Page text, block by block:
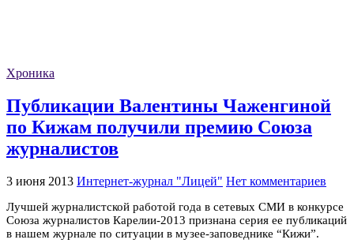
Хроника
Публикации Валентины Чаженгиной
по Кижам получили премию Союза
журналистов
3 июня 2013 Интернет-журнал "Лицей" Нет комментариев
Лучшей журналистской работой года в сетевых СМИ в конкурсе
Союза журналистов Карелии-2013 признана серия ее публикаций
в нашем журнале по ситуации в музее-заповеднике “Кижи”.